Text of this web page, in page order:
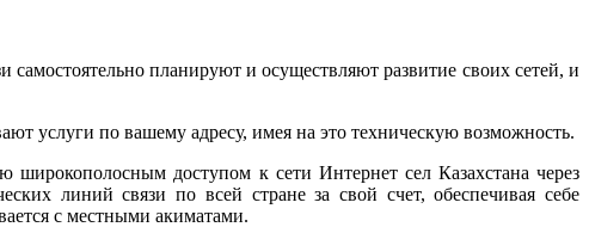
планируют и осуществляют развитие своих сетей, и
услуги по вашему адресу, имея на это техническую возможность.
широкополосным доступом к сети Интернет сел Казахстана через
линий связи по всей стране за свой счет, обеспечивая себе
с местными акиматами.